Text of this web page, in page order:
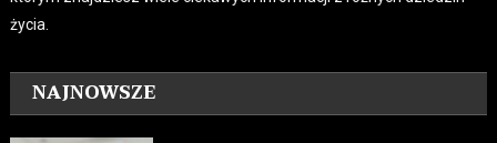
życia.
NAJNOWSZE